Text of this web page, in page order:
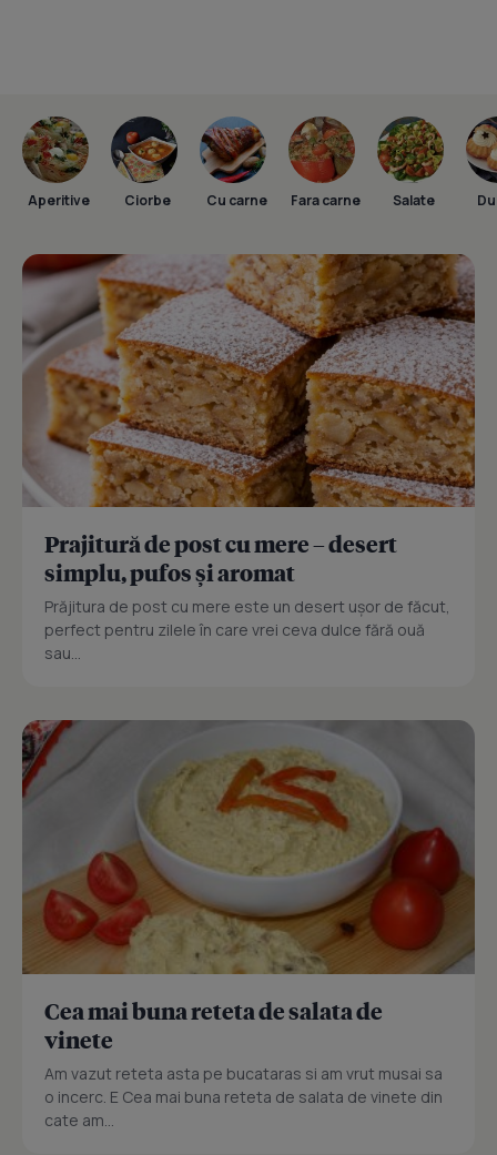
Aperitive Ciorbe Cu carne Fara carne Salate
Prajitură de post cu mere – desert
simplu, pufos și aromat
Prăjitura de post cu mere este un desert ușor de făcut,
perfect pentru zilele în care vrei ceva dulce fără ouă
sau...
Cea mai buna reteta de salata de
vinete
Am vazut reteta asta pe bucataras si am vrut musai sa
o incerc. E Cea mai buna reteta de salata de vinete din
cate am...